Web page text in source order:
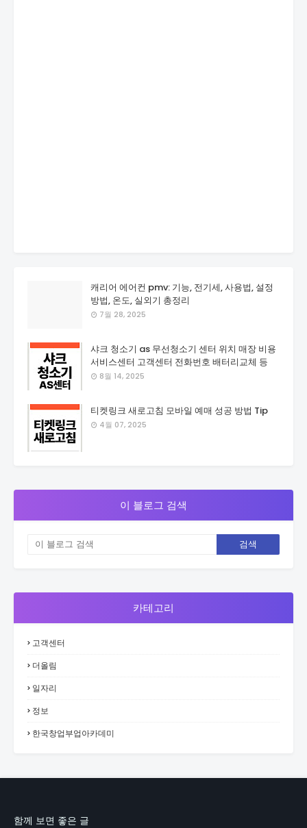
캐리어 에어컨 pmv: 기능, 전기세, 사용법, 설정
방법, 온도, 실외기 총정리
7월 28, 2025
샤크 청소기 as 무선청소기 센터 위치 매장 비용
서비스센터 고객센터 전화번호 배터리교체 등
8월 14, 2025
티켓링크 새로고침 모바일 예매 성공 방법 Tip
4월 07, 2025
이 블로그 검색
카테고리
고객센터
더올림
일자리
정보
한국창업부업아카데미
함께 보면 좋은 글